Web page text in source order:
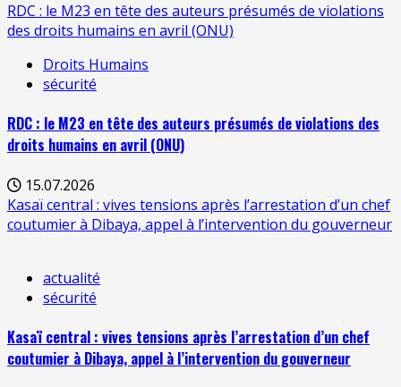
RDC : le M23 en tête des auteurs présumés de violations
des droits humains en avril (ONU)
Droits Humains
sécurité
RDC : le M23 en tête des auteurs présumés de violations des
droits humains en avril (ONU)
15.07.2026
Kasaï central : vives tensions après l’arrestation d’un chef
coutumier à Dibaya, appel à l’intervention du gouverneur
actualité
sécurité
Kasaï central : vives tensions après l’arrestation d’un chef
coutumier à Dibaya, appel à l’intervention du gouverneur